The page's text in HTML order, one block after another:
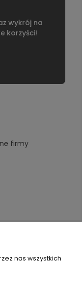
wykrój na
korzyści!
firmy
nas wszystkich